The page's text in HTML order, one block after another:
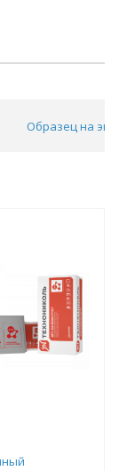
Образец на